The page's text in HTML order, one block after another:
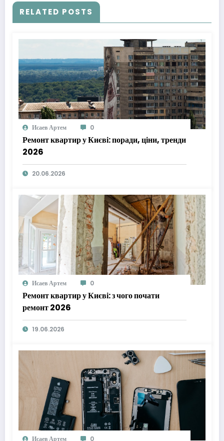
RELATED POSTS
Исаев Артем 0
Ремонт квартир у Києві: поради, ціни, тренди
2026
20.06.2026
Исаев Артем 0
Ремонт квартир у Києві: з чого почати
ремонт 2026
19.06.2026
Исаев Артем 0